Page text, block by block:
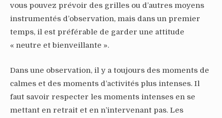
vous pouvez prévoir des grilles ou d’autres moyens
instrumentés d’observation, mais dans un premier
temps, il est préférable de garder une attitude
« neutre et bienveillante ».
Dans une observation, il y a toujours des moments de
calmes et des moments d’activités plus intenses. Il
faut savoir respecter les moments intenses en se
mettant en retrait et en n’intervenant pas. Les